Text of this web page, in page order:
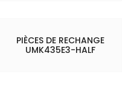
PIÈCES DE RECHANGE
UMK435E3-HALF